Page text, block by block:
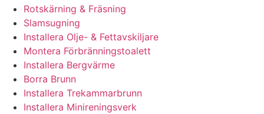
Rotskärning & Fräsning
Slamsugning
Installera Olje- & Fettavskiljare
Montera Förbränningstoalett
Installera Bergvärme
Borra Brunn
Installera Trekammarbrunn
Installera Minireningsverk